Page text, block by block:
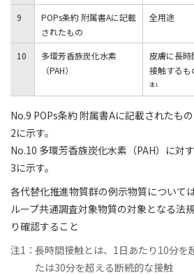
9
POPs条約 附属書Aに記載
されたもの
全用途
10
多環芳香族炭化水素
（PAH）
皮膚に長時
接触するも
注1
No.9 POPs条約 附属書Aに記載されたも
2に示す。
No.10 多環芳香族炭化水素（PAH）に対
3に示す。
各代替化推進物質群の例示物質について
ループ共通調査対象物質の対象となる法
り確認すること
注1：長時間接触とは、1日あたり10分を
たは30分を超える断続的な接触